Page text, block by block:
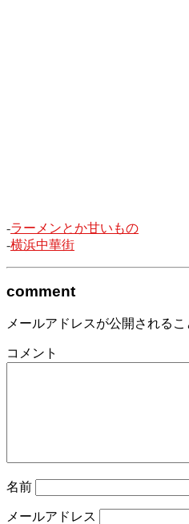
-ラーメンとか甘いもの
-横浜中華街
comment
メールアドレスが公開されるこ
コメント
名前
メールアドレス